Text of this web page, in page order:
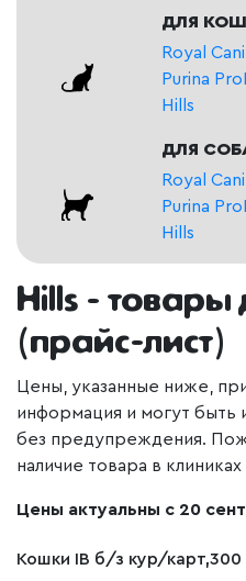
ДЛЯ
Royal
Purina
Hills
ДЛЯ
Royal
Purina
Hills
Hills - товары
(прайс-лист)
Цены, указанные ниже,
информация и могут
без предупреждения.
наличие товара в
Цены актуальны с 20
Кошки IB б/з кур/карт,300